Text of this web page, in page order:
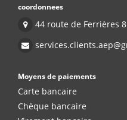
coordonnees
44 route de Ferrières
Moyens de paiements
Carte bancaire
Chèque bancaire